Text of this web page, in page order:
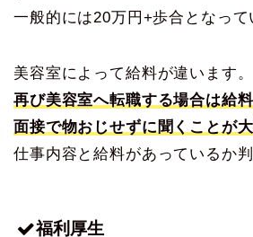
一般的には20万円+歩合となって
美容室によって給料が違います。
再び美容室へ転職する場合は給
面接で物おじせずに聞くことが大
仕事内容と給料があっているか
福利厚生